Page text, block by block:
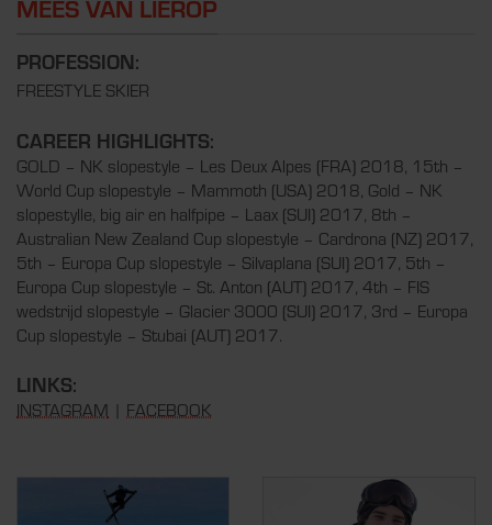
MEES VAN LIEROP
PROFESSION:
FREESTYLE SKIER
CAREER HIGHLIGHTS:
GOLD – NK slopestyle – Les Deux Alpes (FRA) 2018, 15th –
World Cup slopestyle – Mammoth (USA) 2018, Gold – NK
slopestylle, big air en halfpipe – Laax (SUI) 2017, 8th –
Australian New Zealand Cup slopestyle – Cardrona (NZ) 2017,
5th – Europa Cup slopestyle – Silvaplana (SUI) 2017, 5th –
Europa Cup slopestyle – St. Anton (AUT) 2017, 4th – FIS
wedstrijd slopestyle – Glacier 3000 (SUI) 2017, 3rd – Europa
Cup slopestyle – Stubai (AUT) 2017.
LINKS:
INSTAGRAM FACEBOOK